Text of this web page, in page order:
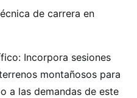
de carrera en
Incorpora sesiones
montañosos para
a las demandas de este